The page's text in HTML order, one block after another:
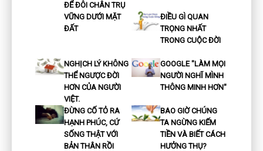
ĐỂ ĐÔI CHÂN TRỤ
VỮNG DƯỚI MẶT
ĐẤT
ĐIỀU GÌ QUAN
TRỌNG NHẤT
TRONG CUỘC ĐỜI
NGHỊCH LÝ KHÔNG
THỂ NGƯỢC ĐỜI
HƠN CỦA NGƯỜI
VIỆT.
GOOGLE "LÀM MỌI
NGƯỜI NGHĨ MÌNH
THÔNG MINH HƠN"
ĐỪNG CỐ TỎ RA
HẠNH PHÚC, CỨ
SỐNG THẬT VỚI
BẢN THÂN RỒI
BAO GIỜ CHÚNG
TA NGỪNG KIẾM
TIỀN VÀ BIẾT CÁCH
HƯỞNG THỤ?